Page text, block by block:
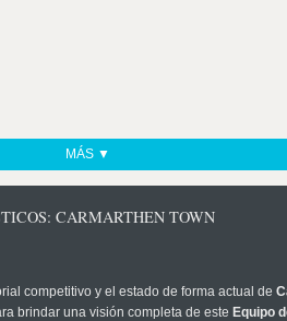
MÁS ▼
CARMARTHEN TOWN
competitivo y el estado de forma actual de
brindar una visión completa de este Equipo